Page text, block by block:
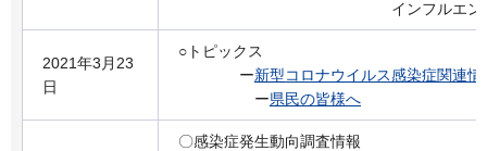
インフルエンザの流
2021年3月23
日
○トピックス
ー新型コロナウイルス感染症関連情
ー県民の皆様へ
〇感染症発生動向調査情報